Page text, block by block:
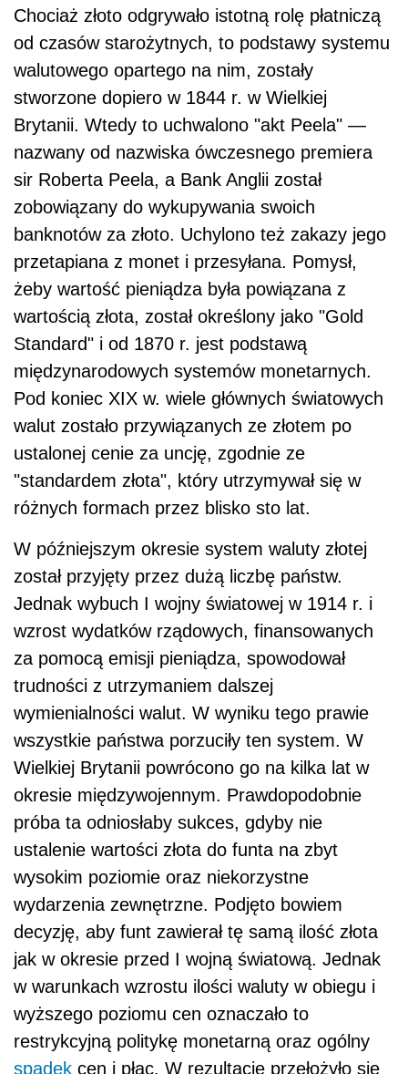
Chociaż złoto odgrywało istotną rolę płatniczą
od czasów starożytnych, to podstawy systemu
walutowego opartego na nim, zostały
stworzone dopiero w 1844 r. w Wielkiej
Brytanii. Wtedy to uchwalono "akt Peela" —
nazwany od nazwiska ówczesnego premiera
sir Roberta Peela, a Bank Anglii został
zobowiązany do wykupywania swoich
banknotów za złoto. Uchylono też zakazy jego
przetapiana z monet i przesyłana. Pomysł,
żeby wartość pieniądza była powiązana z
wartością złota, został określony jako "Gold
Standard" i od 1870 r. jest podstawą
międzynarodowych systemów monetarnych.
Pod koniec XIX w. wiele głównych światowych
walut zostało przywiązanych ze złotem po
ustalonej cenie za uncję, zgodnie ze
"standardem złota", który utrzymywał się w
różnych formach przez blisko sto lat.
W późniejszym okresie system waluty złotej
został przyjęty przez dużą liczbę państw.
Jednak wybuch I wojny światowej w 1914 r. i
wzrost wydatków rządowych, finansowanych
za pomocą emisji pieniądza, spowodował
trudności z utrzymaniem dalszej
wymienialności walut. W wyniku tego prawie
wszystkie państwa porzuciły ten system. W
Wielkiej Brytanii powrócono go na kilka lat w
okresie międzywojennym. Prawdopodobnie
próba ta odniosłaby sukces, gdyby nie
ustalenie wartości złota do funta na zbyt
wysokim poziomie oraz niekorzystne
wydarzenia zewnętrzne. Podjęto bowiem
decyzję, aby funt zawierał tę samą ilość złota
jak w okresie przed I wojną światową. Jednak
w warunkach wzrostu ilości waluty w obiegu i
wyższego poziomu cen oznaczało to
restrykcyjną politykę monetarną oraz ogólny
spadek cen i płac. W rezultacie przełożyło się